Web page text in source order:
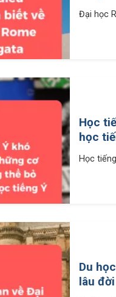
Đại học
Học
học
Học
Du
lâu